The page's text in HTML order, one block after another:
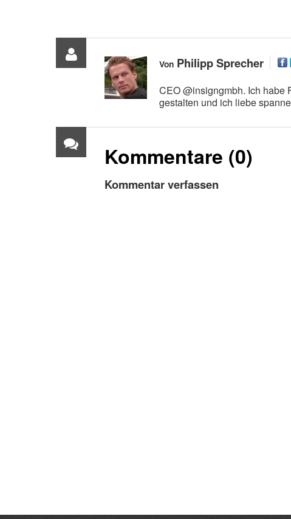
Von Philipp Sprecher
CEO @insigngmbh. Ich habe
gestalten und ich liebe
Kommentare (0)
Kommentar verfassen